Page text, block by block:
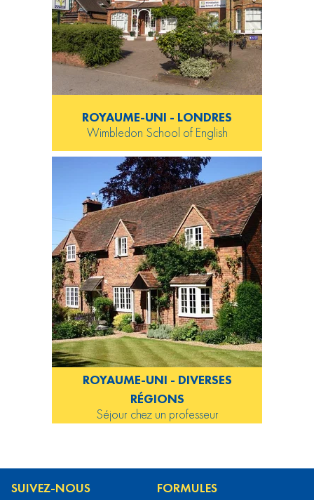
ROYAUME-UNI - LONDRES
Wimbledon School of English
ROYAUME-UNI - DIVERSES
RÉGIONS
Séjour chez un professeur
SUIVEZ-NOUS FORMULES